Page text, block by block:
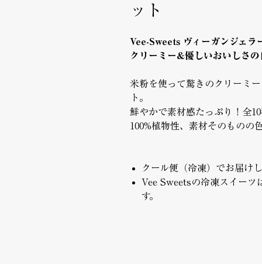
ット
Vee-Sweets ヴィーガンジェラ
クリーミー&優しいおいしさ
米粉を使って驚きのクリーミ
ト。
鮮やかで素材感たっぷり！全
100%植物性、素材そのものの
クール便（冷凍）でお届け
Vee Sweetsの冷凍スイーツ
す。